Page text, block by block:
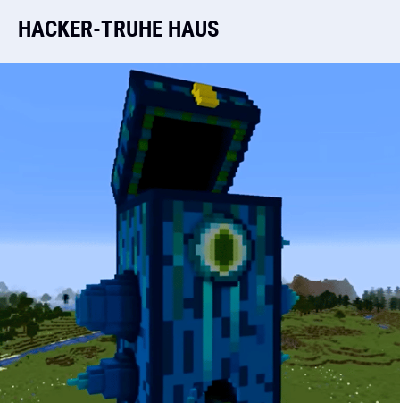
HACKER-TRUHE HAUS